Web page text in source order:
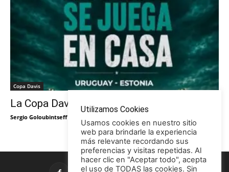
Copa Davis
La Copa Davis vuelve al Círculo
Sergio Goloubintseff
Utilizamos Cookies
Usamos cookies en nuestro sitio
web para brindarle la experiencia
más relevante recordando sus
preferencias y visitas repetidas. Al
hacer clic en "Aceptar todo", acepta
el uso de TODAS las cookies. Sin